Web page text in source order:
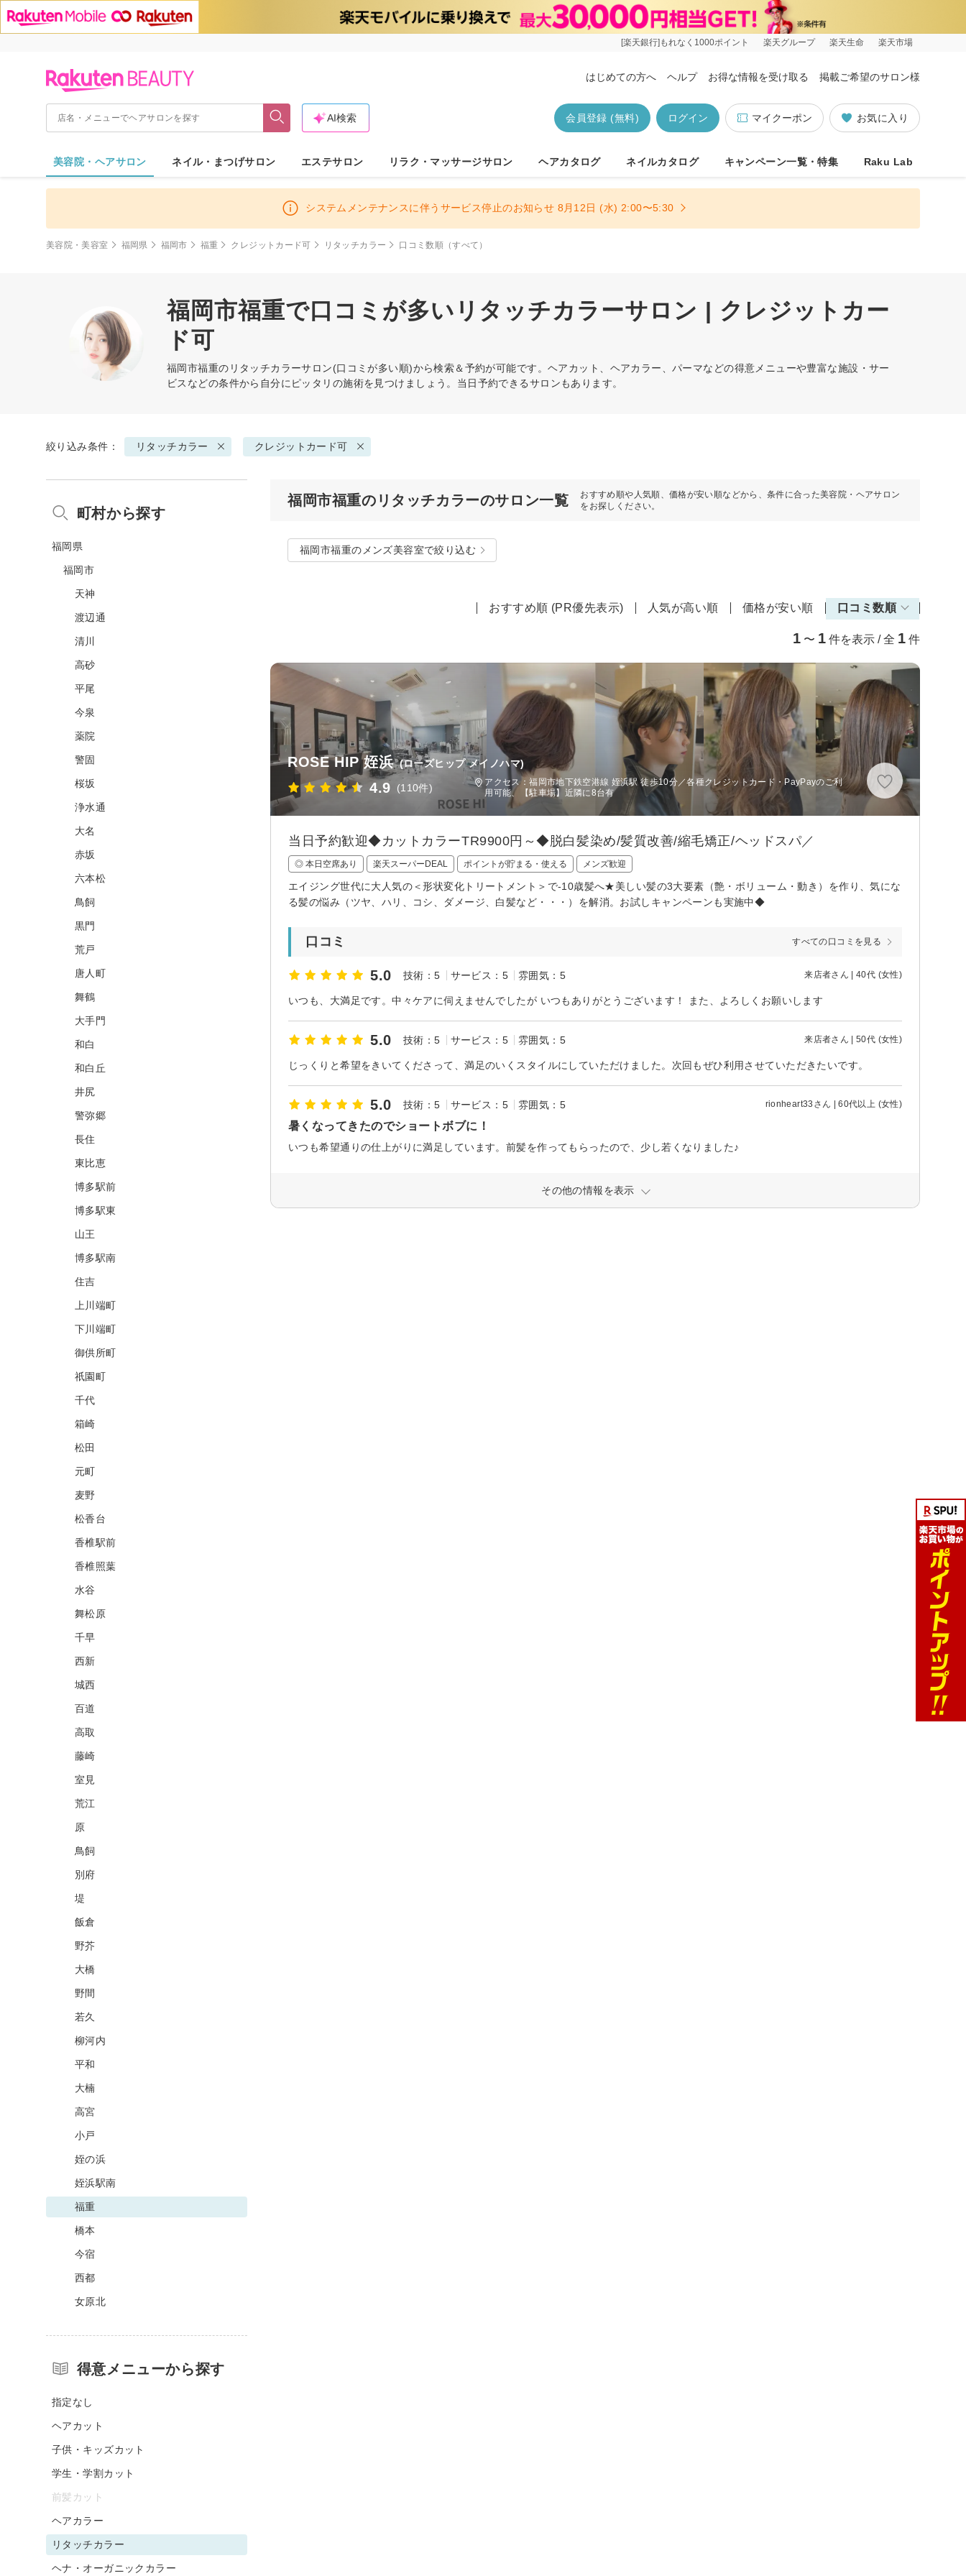
[楽天銀行]もれなく1000ポイント 楽天グループ 楽天生命 楽天市場
はじめての方へ ヘルプ お得な情報を受け取る 掲載ご希望のサロン様
お気に入り
マイクーポン
ログイン
会員登録 (無料)
AI検索
美容院・ヘアサロン ネイル・まつげサロン エステサロン リラク・マッサージサロン ヘアカタログ ネイルカタログ キャンペーン一覧・特集 Raku Lab
システムメンテナンスに伴うサービス停止のお知らせ 8月12日 (水) 2:00〜5:30
美容院・美容室 福岡県 福岡市 福重 クレジットカード可 リタッチカラー 口コミ数順（すべて）
福岡市福重で口コミが多いリタッチカラーサロン | クレジットカー
ド可
福岡市福重の リタッチカラーサロン(口コミが多い順)から検索＆予約が可能です。ヘアカット、ヘアカラー、パーマなどの得意メニューや豊富な施設・サー
ビスなどの条件から自分にピッタリの施術を見つけましょう。当日予約できるサロンもあります。
絞り込み条件： リタッチカラー クレジットカード可
福岡市福重のリタッチカラーのサロン一覧
おすすめ順や人気順、価格が安い順などから、条件に合った美容院・ヘアサロン
をお探しください。
福岡市福重のメンズ美容室で絞り込む
おすすめ順 (PR優先表示) 人気が高い順 価格が安い順 口コミ数順
1 〜 1 件を表示 / 全 1 件
ROSE HIP 姪浜 (ローズヒップ メイノハマ)
4.9 (110件)
アクセス：福岡市地下鉄空港線 姪浜駅 徒歩10分／各種クレジットカード・PayPayのご利
用可能、【駐車場】近隣に8台有
当日予約歓迎◆カットカラーTR9900円～◆脱白髪染め/髪質改善/縮毛矯正/ヘッドスパ／
◎ 本日空席あり 楽天スーパーDEAL ポイントが貯まる・使える メンズ歓迎
エイジング世代に大人気の＜形状変化トリートメント＞で-10歳髪へ★美しい髪の3大要素（艶・ボリューム・動き）を作り、気にな
る髪の悩み（ツヤ、ハリ、コシ、ダメージ、白髪など・・・）を解消。お試しキャンペーンも実施中◆
口コミ すべての口コミを見る
5.0 技術：5 サービス：5 雰囲気：5 来店者さん | 40代 (女性)
いつも、大満足です。中々ケアに伺えませんでしたが いつもありがとうございます！ また、よろしくお願いします
5.0 技術：5 サービス：5 雰囲気：5 来店者さん | 50代 (女性)
じっくりと希望をきいてくださって、満足のいくスタイルにしていただけました。次回もぜひ利用させていただきたいです。
5.0 技術：5 サービス：5 雰囲気：5 rionheart33さん | 60代以上 (女性)
暑くなってきたのでショートボブに！
いつも希望通りの仕上がりに満足しています。前髪を作ってもらったので、少し若くなりました♪
その他の情報を表示
町村から探す
福岡県
福岡市
天神
渡辺通
清川
高砂
平尾
今泉
薬院
警固
桜坂
浄水通
大名
赤坂
六本松
鳥飼
黒門
荒戸
唐人町
舞鶴
大手門
和白
和白丘
井尻
警弥郷
長住
東比恵
博多駅前
博多駅東
山王
博多駅南
住吉
上川端町
下川端町
御供所町
祇園町
千代
箱崎
松田
元町
麦野
松香台
香椎駅前
香椎照葉
水谷
舞松原
千早
西新
城西
百道
高取
藤崎
室見
荒江
原
鳥飼
別府
堤
飯倉
野芥
大橋
野間
若久
柳河内
平和
大楠
高宮
小戸
姪の浜
姪浜駅南
福重
橋本
今宿
西都
女原北
得意メニューから探す
指定なし
ヘアカット
子供・キッズカット
学生・学割カット
前髪カット
ヘアカラー
リタッチカラー
ヘナ・オーガニックカラー